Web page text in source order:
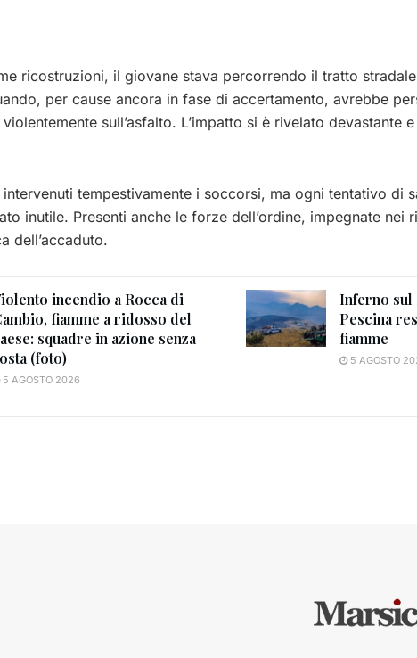
ricostruzioni, il giovane stava percorrendo il tratto
per cause ancora in fase di accertamento, avrebbe
sull’asfalto. L’impatto si è rivelato devastante
tempestivamente i soccorsi, ma ogni tentativo di
inutile. Presenti anche le forze dell’ordine, impegnate nei
dell’accaduto.
incendio a Rocca di
fiamme a ridosso del
squadre in azione senza
(foto)
5 AGOSTO 2026
Inferno sul
Pescina
fiamme
5 AGOSTO